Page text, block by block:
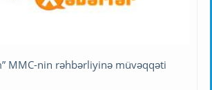
MMC-nin rəhbərliyinə müvəqqəti